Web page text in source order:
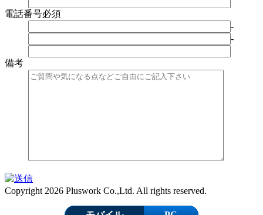
電話番号必須
-
-
備考
Copyright 2026 Pluswork Co.,Ltd. All rights reserved.